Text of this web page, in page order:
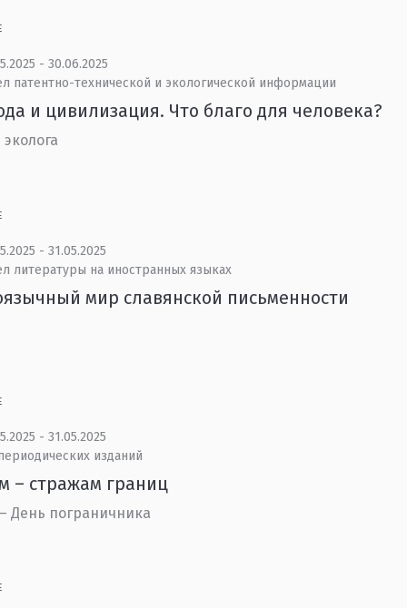
- 30.06.2025
патентно-технической и экологической информации
и цивилизация. Что благо для человека?
- 31.05.2025
литературы на иностранных языках
мир славянской письменности
- 31.05.2025
изданий
– стражам границ
День пограничника